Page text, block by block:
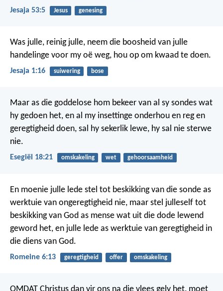
Jesaja 53:5 Jesus genesing
Was julle, reinig julle, neem die boosheid van julle
handelinge voor my oë weg, hou op om kwaad te doen.
Jesaja 1:16 suiwering bose
Maar as die goddelose hom bekeer van al sy sondes wat
hy gedoen het, en al my insettinge onderhou en reg en
geregtigheid doen, sal hy sekerlik lewe, hy sal nie sterwe
nie.
Esegiël 18:21 omskakeling wet gehoorsaamheid
En moenie julle lede stel tot beskikking van die sonde as
werktuie van ongeregtigheid nie, maar stel julleself tot
beskikking van God as mense wat uit die dode lewend
geword het, en julle lede as werktuie van geregtigheid in
die diens van God.
Romeine 6:13 geregtigheid offer omskakeling